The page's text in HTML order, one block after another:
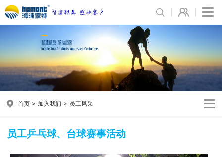
首页 加入我们 员工风采
员工乒乓球、台球赛事活动